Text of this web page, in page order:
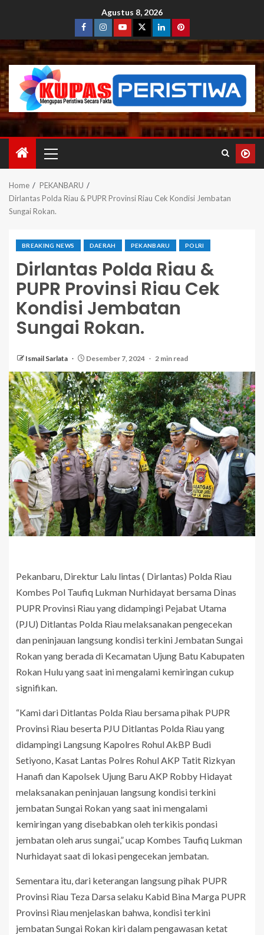
Agustus 8, 2026
Home
PEKANBARU
Dirlantas Polda Riau & PUPR Provinsi Riau Cek Kondisi Jembatan
Sungai Rokan.
BREAKING NEWS DAERAH PEKANBARU POLRI
Dirlantas Polda Riau &
PUPR Provinsi Riau Cek
Kondisi Jembatan
Sungai Rokan.
Ismail Sarlata Desember 7, 2024 2 min read
Pekanbaru, Direktur Lalu lintas ( Dirlantas) Polda Riau
Kombes Pol Taufiq Lukman Nurhidayat bersama Dinas
PUPR Provinsi Riau yang didampingi Pejabat Utama
(PJU) Ditlantas Polda Riau melaksanakan pengecekan
dan peninjauan langsung kondisi terkini Jembatan Sungai
Rokan yang berada di Kecamatan Ujung Batu Kabupaten
Rokan Hulu yang saat ini mengalami kemiringan cukup
signifikan.
“Kami dari Ditlantas Polda Riau bersama pihak PUPR
Provinsi Riau beserta PJU Ditlantas Polda Riau yang
didampingi Langsung Kapolres Rohul AkBP Budi
Setiyono, Kasat Lantas Polres Rohul AKP Tatit Rizkyan
Hanafi dan Kapolsek Ujung Baru AKP Robby Hidayat
melaksanakan peninjauan langsung kondisi terkini
jembatan Sungai Rokan yang saat ini mengalami
kemiringan yang disebabkan oleh terkikis pondasi
jembatan oleh arus sungai,” ucap Kombes Taufiq Lukman
Nurhidayat saat di lokasi pengecekan jembatan.
Sementara itu, dari keterangan langsung pihak PUPR
Provinsi Riau Teza Darsa selaku Kabid Bina Marga PUPR
Provinsi Riau menjelaskan bahwa, kondisi terkini
jembatan Sungai Rokan kiri dalam pengawasan ketat